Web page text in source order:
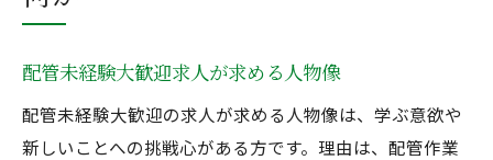
配管未経験大歓迎求人が求める人物像
配管未経験大歓迎の求人が求める人物像は、学ぶ意欲や
新しいことへの挑戦心がある方です。理由は、配管作業